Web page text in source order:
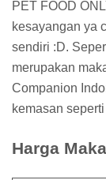
PET FOOD
kesayangan ya
sendiri :D.
merupakan
Companion
kemasan
Harga